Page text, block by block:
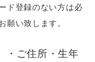
ド登録のない方は必
願い致します。
・ご住所・生年